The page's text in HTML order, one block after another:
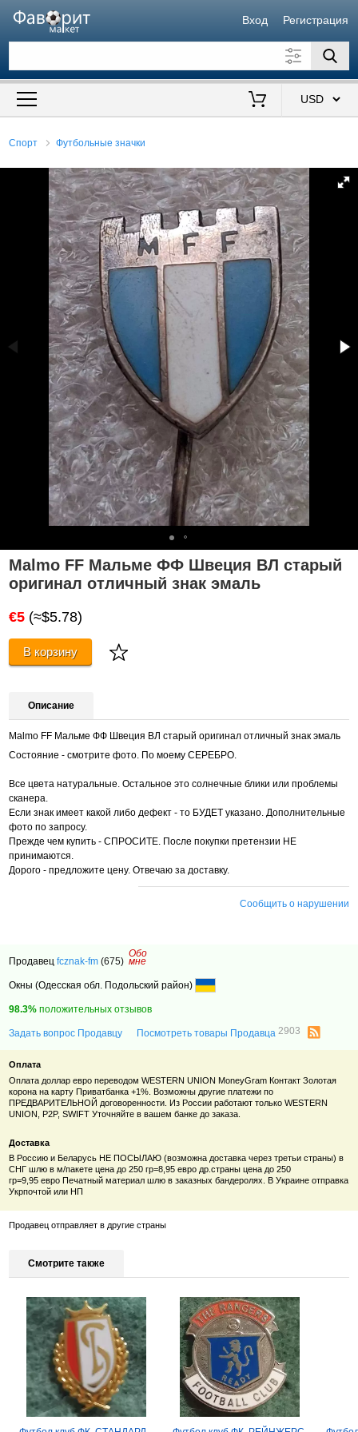
Вход Регистрация
Искать также в описании
Спорт Футбольные значки
Malmo FF Мальме ФФ Швеция ВЛ старый
оригинал отличный знак эмаль
€5 (≈$5.78)
В корзину
Описание
Malmo FF Мальме ФФ Швеция ВЛ старый оригинал отличный знак эмаль
Состояние - смотрите фото. По моему СЕРЕБРО.
Все цвета натуральные. Остальное это солнечные блики или проблемы
сканера.
Если знак имеет какой либо дефект - то БУДЕТ указано. Дополнительные
фото по запросу.
Прежде чем купить - СПРОСИТЕ. После покупки претензии НЕ
принимаются.
Дорого - предложите цену. Отвечаю за доставку.
Сообщить о нарушении
Продавецfcznak-fm (675)
Обо
мне
Окны (Одесская обл. Подольский район)
98.3% положительных отзывов
Задать вопрос Продавцу Посмотреть товары Продавца2903
Оплата
Оплата доллар евро переводом WESTERN UNION MoneyGram Контакт Золотая
корона на карту Приватбанка +1%. Возможны другие платежи по
ПРЕДВАРИТЕЛЬНОЙ договоренности. Из России работают толькоWESTERN
UNION, P2P, SWIFT Уточняйте в вашем банке до заказа.
Доставка
В Россию и Беларусь НЕ ПОСЫЛАЮ (возможна доставка через третьи страны) в
СНГ шлю в м/пакете цена до 250 гр=8,95 евро др.страны цена до 250
гр=9 ,95евро Печатный материал шлю в заказных бандеролях. В Украине отправка
Укрпочтой или НП
Продавец отправляет в другие страны
Смотрите также